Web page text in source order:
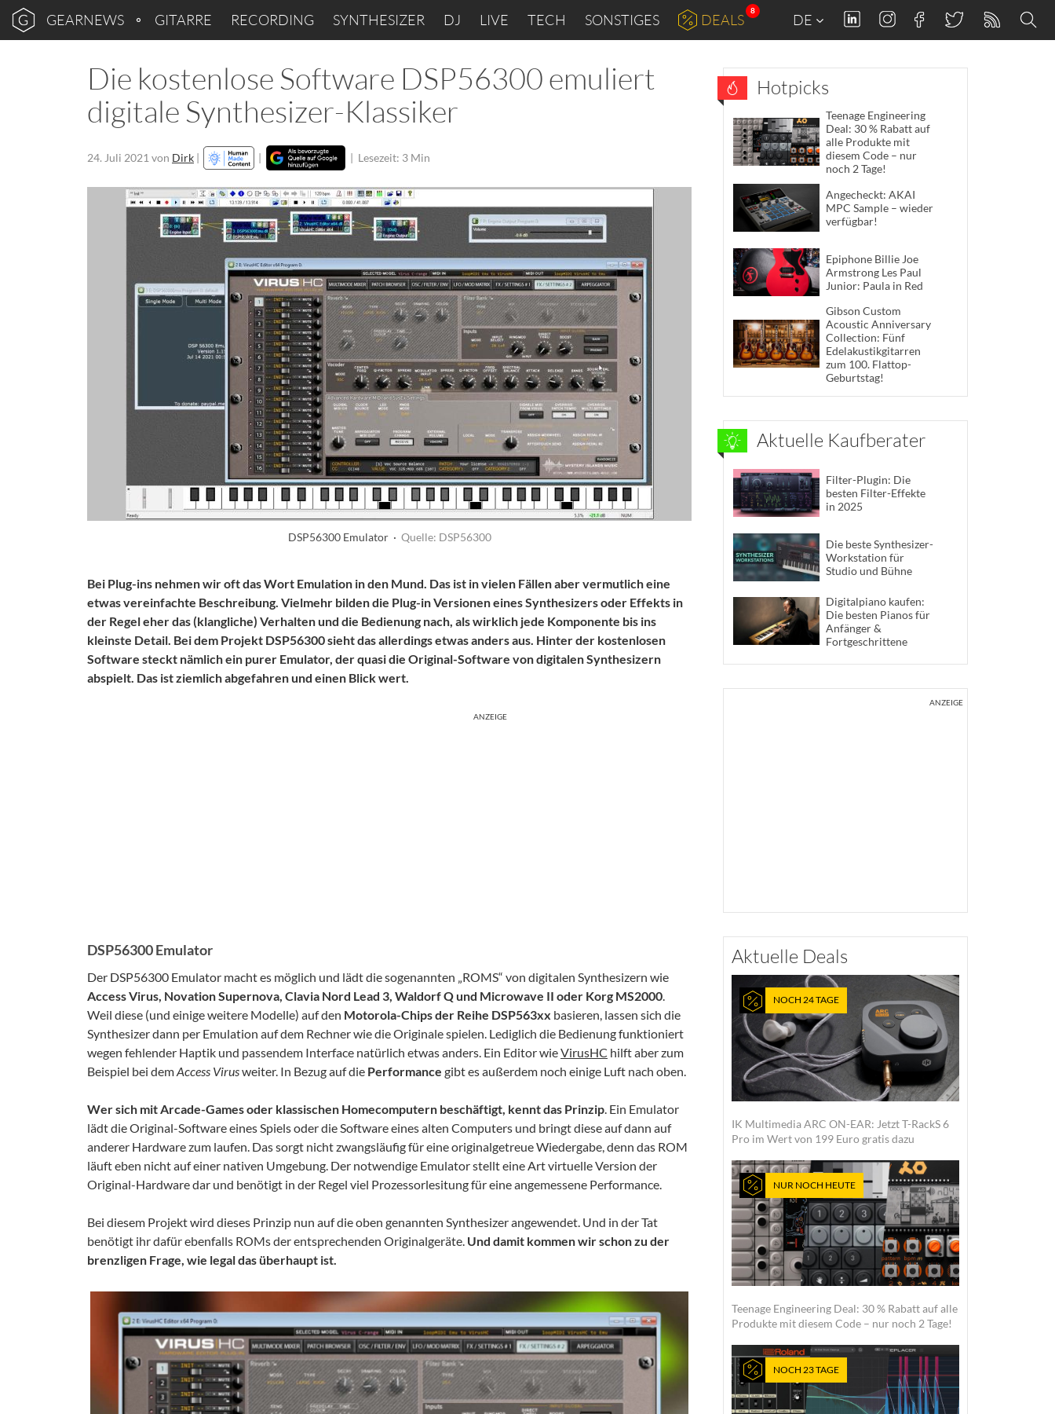
GEARNEWS GITARRE RECORDING SYNTHESIZER DJ LIVE TECH SONSTIGES DEALS
8
DE
Die kostenlose Software DSP56300 emuliert
digitale Synthesizer-Klassiker
24. Juli 2021 von Dirk | | | Lesezeit: 3 Min
DSP56300 Emulator · Quelle: DSP56300
Bei Plug-ins nehmen wir oft das Wort Emulation in den Mund. Das ist in vielen Fällen aber vermutlich eine
etwas vereinfachte Beschreibung. Vielmehr bilden die Plug-in Versionen eines Synthesizers oder Effekts in
der Regel eher das (klangliche) Verhalten und die Bedienung nach, als wirklich jede Komponente bis ins
kleinste Detail. Bei dem Projekt DSP56300sieht das allerdings etwas anders aus. Hinter der kostenlosen
Software steckt nämlich ein purer Emulator, der quasi die Original-Software von digitalen Synthesizern
abspielt. Das ist ziemlich abgefahren und einen Blick wert.
ANZEIGE
DSP56300 Emulator
Der DSP56300 Emulator macht es möglich und lädt die sogenannten „ROMS“ von digitalen Synthesizern wie
Access Virus, Novation Supernova, Clavia Nord Lead 3, Waldorf Q und Microwave II oder Korg MS2000.
Weil diese (und einige weitere Modelle) auf den Motorola-Chips der Reihe DSP563xx basieren, lassen sich die
Synthesizer dann per Emulation auf dem Rechner wie die Originale spielen. Lediglich die Bedienung funktioniert
wegen fehlender Haptik und passendem Interface natürlich etwas anders. Ein Editor wieVirusHC hilft aber zum
Beispiel bei demAccess Virusweiter. In Bezug auf die Performance gibt es außerdem noch einige Luft nach oben.
Wer sich mit Arcade-Games oder klassischen Homecomputern beschäftigt, kennt das Prinzip. Ein Emulator
lädt die Original-Software eines Spiels oder die Software eines alten Computers und bringt diese auf dann auf
anderer Hardware zum laufen. Das sorgt nicht zwangsläufig für eine originalgetreue Wiedergabe, denn das ROM
läuft eben nicht auf einer nativen Umgebung. Der notwendige Emulator stellt eine Art virtuelle Version der
Original-Hardware dar und benötigt in der Regel viel Prozessorlesitung für eine angemessene Performance.
Bei diesem Projekt wird dieses Prinzip nun auf die oben genannten Synthesizer angewendet. Und in der Tat
benötigt ihr dafür ebenfalls ROMs der entsprechenden Originalgeräte. Und damit kommen wir schon zu der
brenzligen Frage, wie legal das überhaupt ist.
Hotpicks
Teenage Engineering
Deal: 30 % Rabatt auf
alle Produkte mit
diesem Code – nur
noch 2 Tage!
Angecheckt: AKAI
MPC Sample – wieder
verfügbar!
Epiphone Billie Joe
Armstrong Les Paul
Junior: Paula in Red
Gibson Custom
Acoustic Anniversary
Collection: Fünf
Edelakustikgitarren
zum 100. Flattop-
Geburtstag!
Aktuelle Kaufberater
Filter-Plugin: Die
besten Filter-Effekte
in 2025
Die beste Synthesizer-
Workstation für
Studio und Bühne
Digitalpiano kaufen:
Die besten Pianos für
Anfänger &
Fortgeschrittene
ANZEIGE
Aktuelle Deals
NOCH 24 TAGE
IK Multimedia ARC ON-EAR: Jetzt T-RackS 6
Pro im Wert von 199 Euro gratis dazu
NUR NOCH HEUTE
Teenage Engineering Deal: 30 % Rabatt auf alle
Produkte mit diesem Code – nur noch 2 Tage!
NOCH 23 TAGE